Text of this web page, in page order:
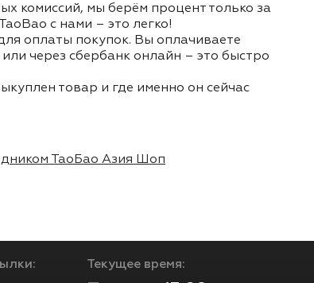
комиссий, мы берём процент только за
с нами – это легко!
оплаты покупок. Вы оплачиваете
через сбербанк онлайн – это быстро
товар и где именно он сейчас
ТаоБао Азия Шоп
Текущее время: